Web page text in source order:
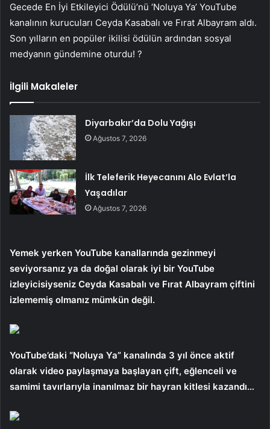
Gecede En İyi Etkileyici Ödülü’nü ‘Noluya Ya’ YouTube
kanalının kurucuları Ceyda Kasabalı ve Fırat Albayram aldı.
Son yılların en popüler ikilisi ödülün ardından sosyal
medyanın gündemine oturdu! ?
İlgili Makaleler
Diyarbakır’da Dolu Yağışı
Ağustos 7, 2026
İlk Teleferik Heyecanını Alo Evlat’la
Yaşadılar
Ağustos 7, 2026
Yemek yerken YouTube kanallarında gezinmeyi
seviyorsanız ya da doğal olarak iyi bir YouTube
izleyicisiyseniz Ceyda Kasabalı ve Fırat Albayram çiftini
izlememiş olmanız mümkün değil.
YouTube’daki “Noluya Ya” kanalında 3 yıl önce aktif
olarak video paylaşmaya başlayan çift, eğlenceli ve
samimi tavırlarıyla inanılmaz bir hayran kitlesi kazandı…